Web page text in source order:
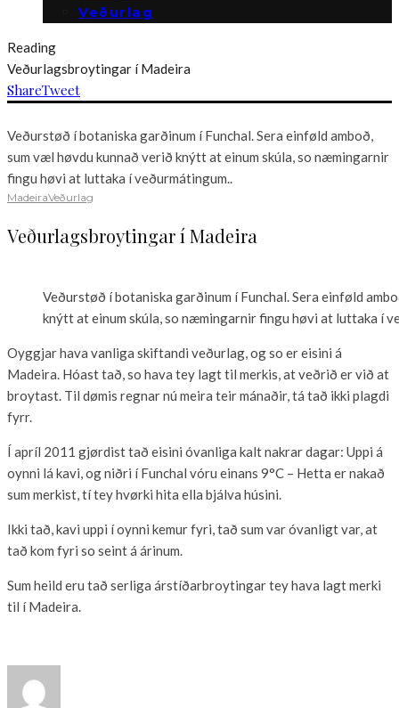
Veðurlag
Reading
Veðurlagsbroytingar í Madeira
ShareTweet
Veðurstøð í botaniska garðinum í Funchal. Sera einføld amboð,
sum væl høvdu kunnað verið knýtt at einum skúla, so næmingarnir
fingu høvi at luttaka í veðurmátingum..
MadeiraVeðurlag
Veðurlagsbroytingar í Madeira
Veðurstøð í botaniska garðinum í Funchal. Sera einføld
knýtt at einum skúla, so næmingarnir fingu høvi at luttaka í
Oyggjar hava vanliga skiftandi veðurlag, og so er eisini á
Madeira. Hóast tað, so hava tey lagt til merkis, at veðrið er við at
broytast. Til dømis regnar nú meira teir mánaðir, tá tað ikki plagdi
fyrr.
Í apríl 2011 gjørdist tað eisini óvanliga kalt nakrar dagar: Uppi á
oynni lá kavi, og niðri í Funchal vóru einans 9°C – Hetta er nakað
sum merkist, tí tey hvørki hita ella bjálva húsini.
Ikki tað, kavi uppi í oynni kemur fyri, tað sum var óvanligt var, at
tað kom fyri so seint á árinum.
Sum heild eru tað serliga árstíðarbroytingar tey hava lagt merki
til í Madeira.